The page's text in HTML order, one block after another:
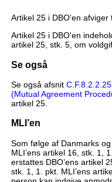
Artikel 25 i DBO'en
Artikel 25 i DBO'en
artikel 25, stk. 5, om
Se også
Se også afsnit
(Mutual Agreement
artikel 25.
MLI’en
Som følge af Danmarks
MLI’ens artikel 16, stk. 1,
erstattes DBO’ens artikel
stk. 1, 1. pkt. MLI’ens